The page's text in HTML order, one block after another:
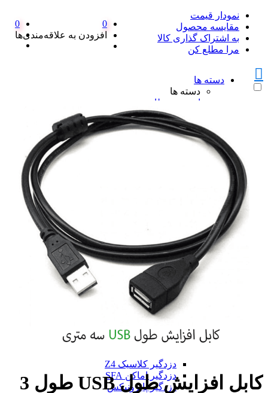
نمودار قیمت
مقایسه محصول
به اشتراک گذاری کالا
مرا مطلع کن
0
افزودن به علاقه‌مندی‌ها
0
دسته ها
دسته ها
امنیت و نظارت
امنیت و نظارت
پکیج دزدگیر اماکن
پکیج دزدگیر اماکن
ست کامل دزدگیر منزل SFA
پک کامل دزدگیر اماکن سایلکس
دزدگیر سایلکس SG8 Q
همه دزدگیر سایلکس
دزدگیر فایروال
دزدگیر فایروال
دزدگیر فایروال F9
دزدگیر فایروال F10
همه دزدگیر فایروال
دزدگیر GMK
دزدگیر GMK
دزدگیر GMK 890
دزدگیر GMK 910
دزدگیر کلاسیک Z4
دزدگیر اماکن SFA
دزدگیر پایرونیکس
کابل افزایش طول USB طول 3